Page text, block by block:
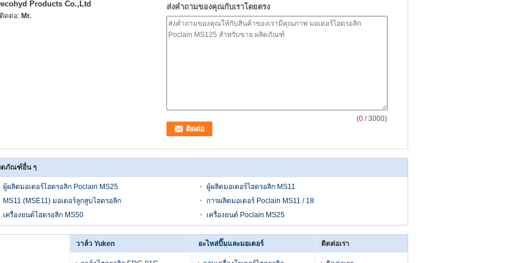
Products Co.,Ltd
ดต่อ: Mr.
ส่งคำถามของคุณกับเราโดยตรง
(0 / 3000)
ตภัณฑ์อื่น ๆ
ผู้ผลิตมอเตอร์ไฮดรอลิก Poclain MS25
ผู้ผลิตมอเตอร์ไฮดรอลิก MS11
MS11 (MSE11) มอเตอร์ลูกสูบไฮดรอลิก
การผลิตมอเตอร์ Poclain MS11 / 18
เครื่องยนต์ไฮดรอลิก MS50
เครื่องยนต์ Poclain MS25
วาล์ว Yuken อะไหล่ปั๊มและมอเตอร์ ติดต่อเรา